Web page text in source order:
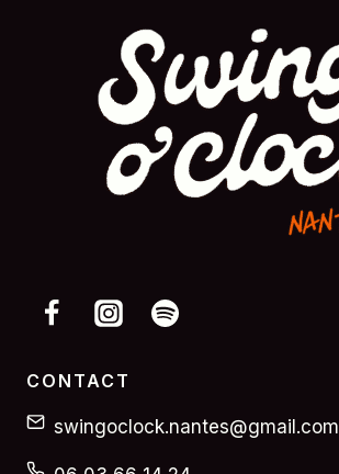
CONTACT
swingoclock.nantes@gmail.com